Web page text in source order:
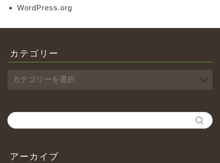
WordPress.org
カテゴリー
アーカイブ